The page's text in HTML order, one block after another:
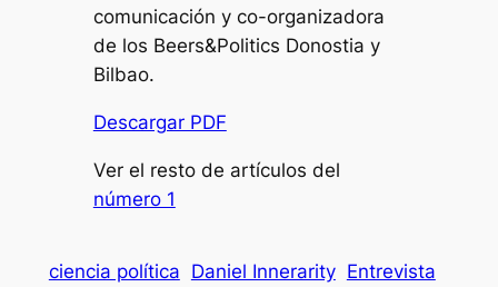
comunicación y co-organizadora
de los Beers&Politics Donostia y
Bilbao.
Descargar PDF
Ver el resto de artículos del
número 1
ciencia política Daniel Innerarity Entrevista